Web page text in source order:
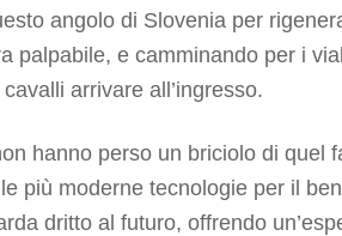
angolo di Slovenia per
palpabile, e camminando per i
arrivare all’ingresso.
hanno perso un briciolo di quel
più moderne tecnologie per il
dritto al futuro, offrendo